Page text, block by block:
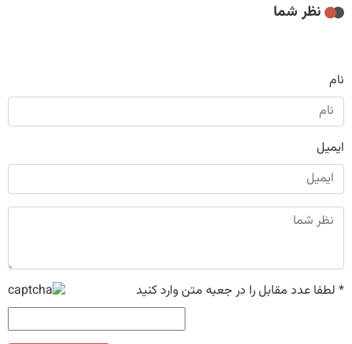
نظر شما
نام
ایمیل
* لطفا عدد مقابل را در جعبه متن وارد کنید